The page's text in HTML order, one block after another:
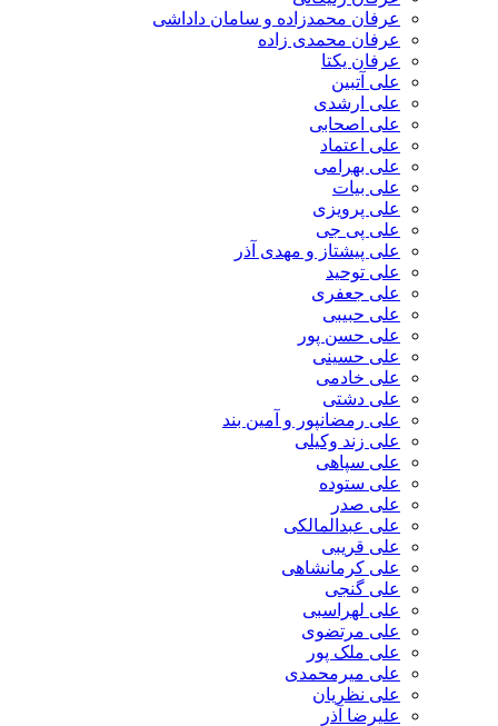
عرفان محمدزاده و سامان داداشی
عرفان محمدی زاده
عرفان یکتا
علی آتبین
علی ارشدی
علی اصحابی
علی اعتماد
علی بهرامی
علی بیات
علی پرویزی
علی پی جی
علی پیشتاز و مهدی آذر
علی توحید
علی جعفری
علی حبیبی
علی حسن پور
علی حسینی
علی خادمی
علی دشتی
علی رمضانپور و آمین بند
علی زند وکیلی
علی سپاهی
علی ستوده
علی صدر
علی عبدالمالکی
علی قریبی
علی کرمانشاهی
علی گنجی
علی لهراسبی
علی مرتضوی
علی ملک پور
علی میرمحمدی
علی نظریان
علیرضا آذر